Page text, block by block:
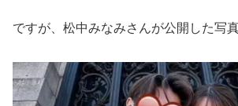
ですが、松中みなみさんが公開した写